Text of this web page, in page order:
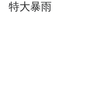
特大暴雨